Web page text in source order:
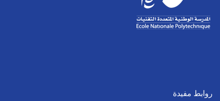
روابط مفيدة